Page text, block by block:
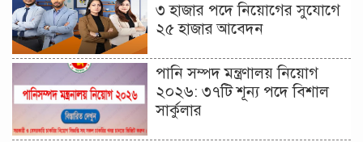
৩ হাজার পদে নিয়োগের সুযোগে
২৫ হাজার আবেদন
পানি সম্পদ মন্ত্রণালয় নিয়োগ
২০২৬: ৩৭টি শূন্য পদে বিশাল
সার্কুলার